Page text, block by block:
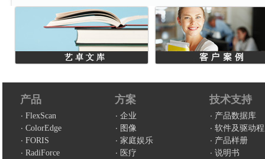
产品
FlexScan
ColorEdge
FORIS
RadiForce
方案
企业
图像
家庭娱乐
医疗
技术支持
产品数据库
软件及驱动
产品样册
说明书